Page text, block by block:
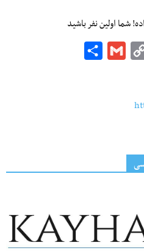
شما اولین نفر باشید
Copy
Gmail